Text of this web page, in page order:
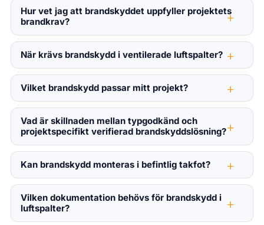
Hur vet jag att brandskyddet uppfyller projektets
brandkrav?
När krävs brandskydd i ventilerade luftspalter?
Vilket brandskydd passar mitt projekt?
Vad är skillnaden mellan typgodkänd och
projektspecifikt verifierad brandskyddslösning?
Kan brandskydd monteras i befintlig takfot?
Vilken dokumentation behövs för brandskydd i
luftspalter?